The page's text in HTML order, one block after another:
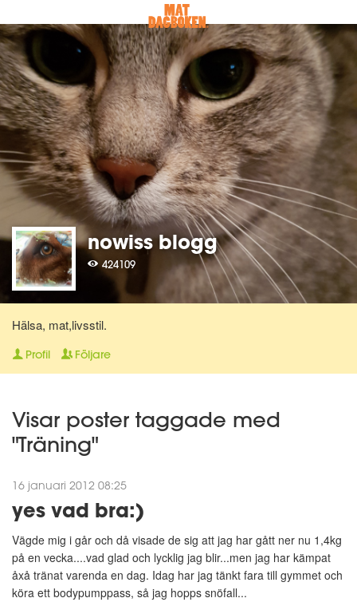
nowiss blogg
424109
Hälsa, mat,livsstil.
Profil Följare
Visar poster taggade med
"Träning"
16 januari 2012 08:25
yes vad bra:)
Vägde mig i går och då visade de sig att jag har gått ner nu 1,4kg
på en vecka....vad glad och lycklig jag blir...men jag har kämpat
åxå tränat varenda en dag. Idag har jag tänkt fara till gymmet och
köra ett bodypumppass, så jag hopps snöfall...